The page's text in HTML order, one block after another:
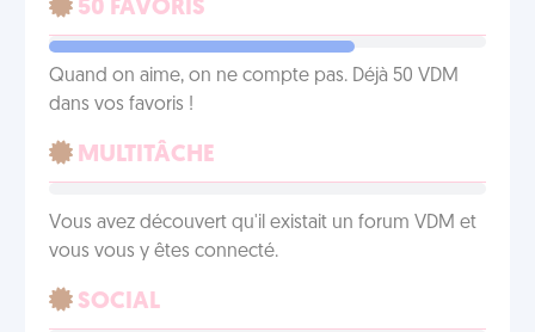
50 FAVORIS
Quand on aime, on ne compte pas. Déjà 50 VDM
dans vos favoris !
MULTITÂCHE
Vous avez découvert qu'il existait un forum VDM et
vous vous y êtes connecté.
SOCIAL